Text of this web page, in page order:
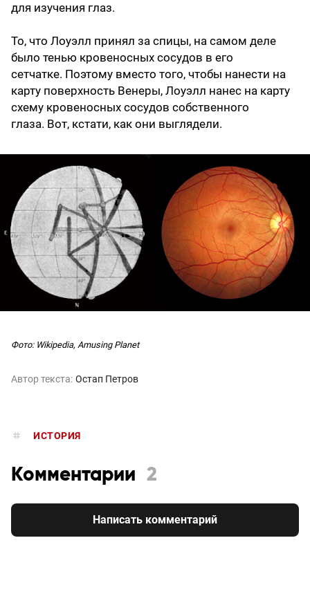
для изучения глаз.
То, что Лоуэлл принял за спицы, на самом деле
было тенью кровеносных сосудов в его
сетчатке. Поэтому вместо того, чтобы нанести на
карту поверхность Венеры, Лоуэлл нанес на карту
схему кровеносных сосудов собственного
глаза. Вот, кстати, как они выглядели.
Фото: Wikipedia, Amusing Planet
Автор текста: Остап Петров
ИСТОРИЯ
Комментарии 2
Написать комментарий